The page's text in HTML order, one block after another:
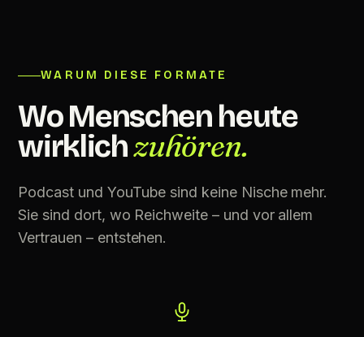
WARUM DIESE FORMATE
Wo Menschen heute
wirklichzuhören.
Podcast und YouTube sind keine Nische mehr.
Sie sind dort, wo Reichweite – und vor allem
Vertrauen – entstehen.